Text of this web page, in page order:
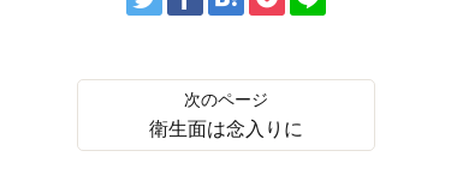
衛生面は念入りに